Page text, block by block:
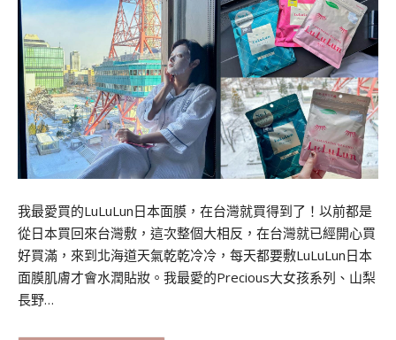
我最愛買的LuLuLun日本面膜，在台灣就買得到了！以前都是
從日本買回來台灣敷，這次整個大相反，在台灣就已經開心買
好買滿，來到北海道天氣乾乾冷冷，每天都要敷LuLuLun日本
面膜肌膚才會水潤貼妝。我最愛的Precious大女孩系列、山梨
長野…